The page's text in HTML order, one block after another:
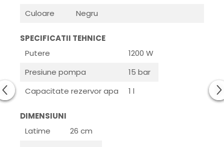
Culoare
Negru
SPECIFICATII TEHNICE
Putere
1200 W
Presiune pompa
15 bar
Capacitate rezervor apa
1 l
DIMENSIUNI
Latime
26 cm